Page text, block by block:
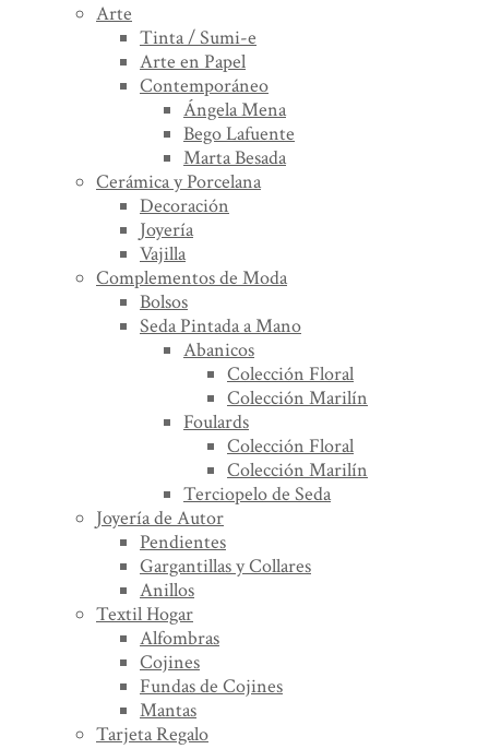
Arte
Tinta / Sumi-e
Arte en Papel
Contemporáneo
Ángela Mena
Bego Lafuente
Marta Besada
Cerámica y Porcelana
Decoración
Joyería
Vajilla
Complementos de Moda
Bolsos
Seda Pintada a Mano
Abanicos
Colección Floral
Colección Marilín
Foulards
Colección Floral
Colección Marilín
Terciopelo de Seda
Joyería de Autor
Pendientes
Gargantillas y Collares
Anillos
Textil Hogar
Alfombras
Cojines
Fundas de Cojines
Mantas
Tarjeta Regalo